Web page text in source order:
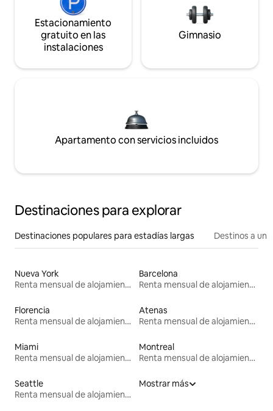
Estacionamiento
gratuito en las
instalaciones
Gimnasio
Apartamento con servicios incluidos
Destinaciones para explorar
Destinaciones populares para estadías largas Destinos a un
Nueva York
Renta mensual de alojamientos
Barcelona
Renta mensual de alojamientos
Florencia
Renta mensual de alojamientos
Atenas
Renta mensual de alojamientos
Miami
Renta mensual de alojamientos
Montreal
Renta mensual de alojamientos
Seattle
Renta mensual de alojamientos
Mostrar más